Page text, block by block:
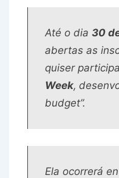
Até o dia 30
abertas as
quiser
Week,
budget”.
Ela ocorrerá